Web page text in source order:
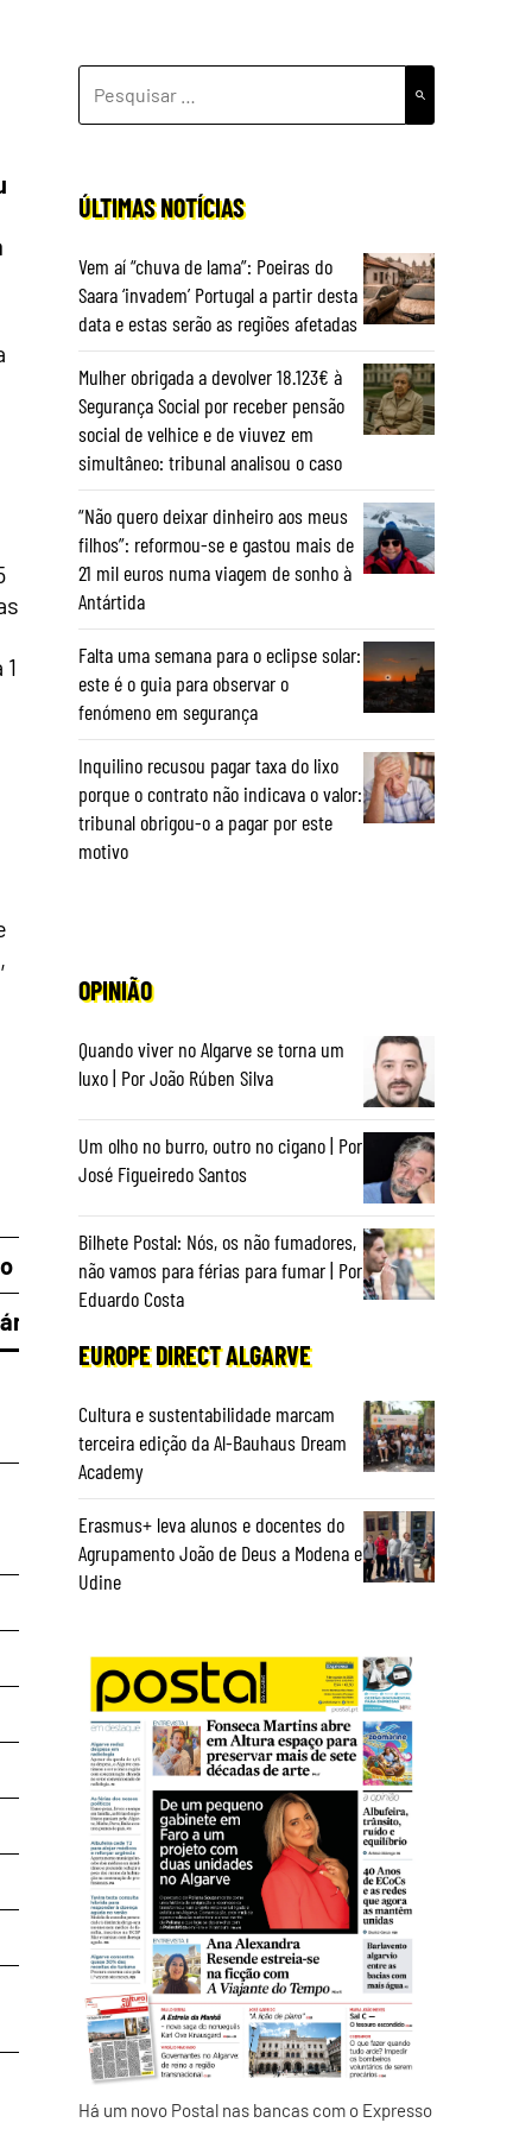
Isento
Isento
Isento
Isento
Isento
Isento
Isento
Isento
Isento
Isento
POR:
ÚLTIMAS NOTÍCIAS
Vem aí “chuva de lama”: Poeiras do
Saara ‘invadem’ Portugal a partir desta
data e estas serão as regiões afetadas
Mulher obrigada a devolver 18.123€ à
Segurança Social por receber pensão
social de velhice e de viuvez em
simultâneo: tribunal analisou o caso
“Não quero deixar dinheiro aos meus
filhos”: reformou-se e gastou mais de
21 mil euros numa viagem de sonho à
Antártida
Falta uma semana para o eclipse solar:
este é o guia para observar o
fenómeno em segurança
Inquilino recusou pagar taxa do lixo
porque o contrato não indicava o valor:
tribunal obrigou-o a pagar por este
motivo
OPINIÃO
Quando viver no Algarve se torna um
luxo | Por João Rúben Silva
Um olho no burro, outro no cigano | Por
José Figueiredo Santos
Bilhete Postal: Nós, os não fumadores,
não vamos para férias para fumar | Por
Eduardo Costa
EUROPE DIRECT ALGARVE
Cultura e sustentabilidade marcam
terceira edição da Al-Bauhaus Dream
Academy
Erasmus+ leva alunos e docentes do
Agrupamento João de Deus a Modena e
Udine
Há um novo Postal nas bancas com o Expresso